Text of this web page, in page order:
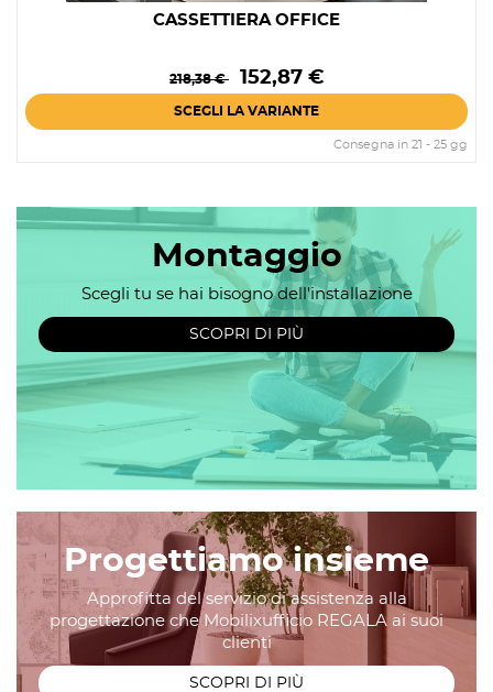
CASSETTIERA OFFICE
Prezzo
Prezzo
base
218,38 € 152,87 €
SCEGLI LA VARIANTE
Consegna in 21 - 25 gg
Montaggio
Scegli tu se hai bisogno dell'installazione
SCOPRI DI PIÙ
Progettiamo insieme
Approfitta del servizio di assistenza alla
progettazione che Mobilixufficio REGALA ai suoi
clienti
SCOPRI DI PIÙ